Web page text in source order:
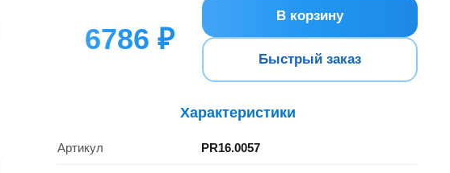
6786 ₽
В корзину
Быстрый заказ
Характеристики
Артикул PR16.0057